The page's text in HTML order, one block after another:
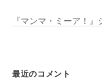
『マンマ・ミーア！』
最近のコメント